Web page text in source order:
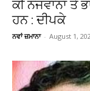
ਕੀ ਨੌਜਵਾਨਾਂ
ਹਨ : ਦੀਪਕੇ
ਨਵਾਂ ਜ਼ਮਾਨਾ - August 1,